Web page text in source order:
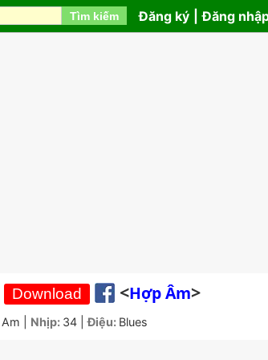
Tìm kiếm Đăng ký Đăng
<Hợp Âm>
Am Nhịp: 34 |Điệu: Blues